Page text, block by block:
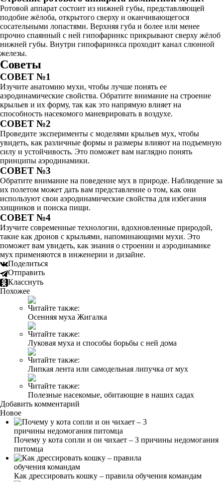
Ротовой аппарат состоит из нижней губы, представляющей
подобие жёлоба, открытого сверху и оканчивающегося
сосательными лопастями. Верхняя губа и более или менее
прочно спаянный с ней гипофаринкс прикрывают сверху жёлоб
нижней губы. Внутри гипофаринкса проходит канал слюнной
железы.
Советы
СОВЕТ №1
Изучите анатомию мухи, чтобы лучше понять ее
аэродинамические свойства. Обратите внимание на строение
крыльев и их форму, так как это напрямую влияет на
способность насекомого маневрировать в воздухе.
СОВЕТ №2
Проведите эксперименты с моделями крыльев мух, чтобы
увидеть, как различные формы и размеры влияют на подъемную
силу и устойчивость. Это поможет вам наглядно понять
принципы аэродинамики.
СОВЕТ №3
Обратите внимание на поведение мух в природе. Наблюдение за
их полетом может дать вам представление о том, как они
используют свои аэродинамические свойства для избегания
хищников и поиска пищи.
СОВЕТ №4
Изучите современные технологии, вдохновленные природой,
такие как дронов с крыльями, напоминающими мухи. Это
поможет вам увидеть, как знания о строении и аэродинамике
мух применяются в инженерии и дизайне.
Поделиться
Отправить
Класснуть
Похожее
Читайте также:
Осенняя муха Жигалка
Читайте также:
Луковая муха и способы борьбы с ней дома
Читайте также:
Липкая лента или самодельная липучка от мух
Читайте также:
Полезные насекомые, обитающие в наших садах
Добавить комментарий
Новое
Почему у кота сопли и он чихает – 3 причины недомогания
питомца
Как дрессировать кошку – правила обучения командам